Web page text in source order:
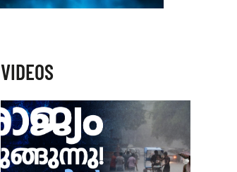
VIDEOS